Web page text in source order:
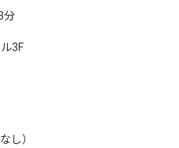
分
3F
し）